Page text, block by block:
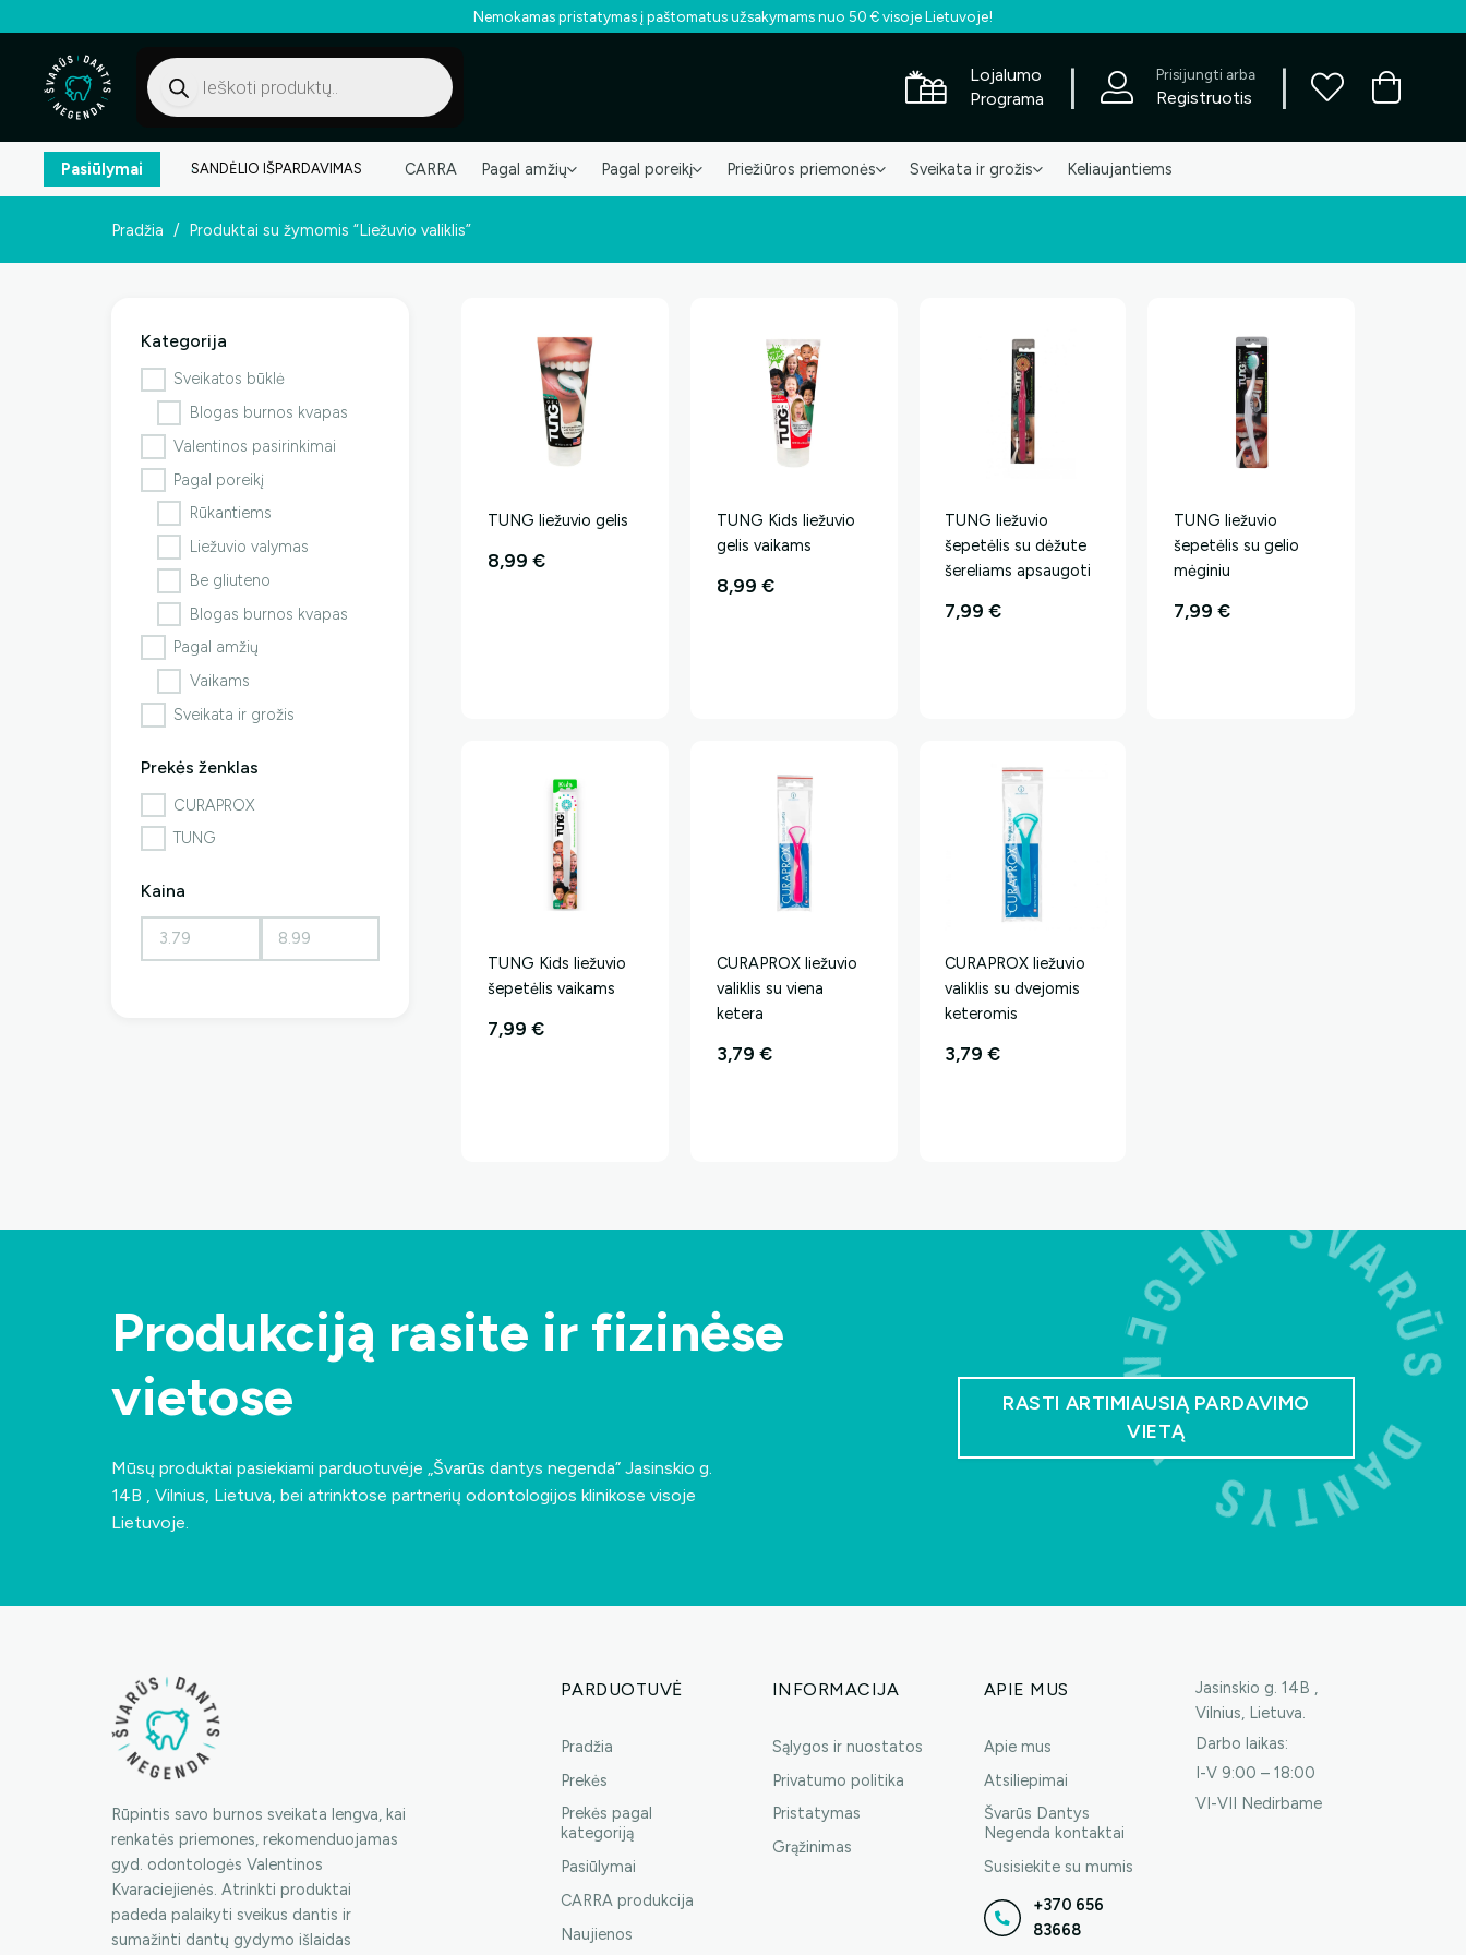
Nemokamas pristatymas į paštomatus užsakymams nuo 50 € visoje Lietuvoje!
Products
search
Lojalumo
Programa
Prisijungti arba
Registruotis
Pasiūlymai SANDĖLIO IŠPARDAVIMAS CARRA Pagal amžių Pagal poreikį Priežiūros priemonės Sveikata ir grožis Keliaujantiems
Pradžia / Produktai su žymomis “Liežuvio valiklis”
Kategorija
Sveikatos būklė
Blogas burnos kvapas
Valentinos pasirinkimai
Pagal poreikį
Rūkantiems
Liežuvio valymas
Be gliuteno
Blogas burnos kvapas
Pagal amžių
Vaikams
Sveikata ir grožis
Prekės ženklas
CURAPROX
TUNG
Kaina
TUNG liežuvio gelis
8,99 €
TUNG Kids liežuvio
gelis vaikams
8,99 €
TUNG liežuvio
šepetėlis su dėžute
šereliams apsaugoti
7,99€
TUNG liežuvio
šepetėlis su gelio
mėginiu
7,99€
TUNG Kids liežuvio
šepetėlis vaikams
7,99 €
CURAPROX liežuvio
valiklis su viena
ketera
3,79 €
CURAPROX liežuvio
valiklis su dvejomis
keteromis
3,79€
Produkciją rasite ir fizinėse
vietose
Mūsų produktai pasiekiami parduotuvėje „Švarūs dantys negenda” Jasinskio g.
14B , Vilnius, Lietuva, bei atrinktose partnerių odontologijos klinikose visoje
Lietuvoje.
RASTI ARTIMIAUSIĄ PARDAVIMO
VIETĄ
Rūpintis savo burnos sveikata lengva, kai
renkatės priemones, rekomenduojamas
gyd. odontologės Valentinos
Kvaraciejienės. Atrinkti produktai
padeda palaikyti sveikus dantis ir
sumažinti dantų gydymo išlaidas
PARDUOTUVĖ
Pradžia
Prekės
Prekės pagal
kategoriją
Pasiūlymai
CARRA produkcija
Naujienos
INFORMACIJA
Sąlygos ir nuostatos
Privatumo politika
Pristatymas
Grąžinimas
APIE MUS
Apie mus
Atsiliepimai
Švarūs Dantys
Negenda kontaktai
Susisiekite su mumis
+370 656
83668
Jasinskio g. 14B ,
Vilnius, Lietuva.
Darbo laikas:
I-V 9:00 – 18:00
VI-VII Nedirbame